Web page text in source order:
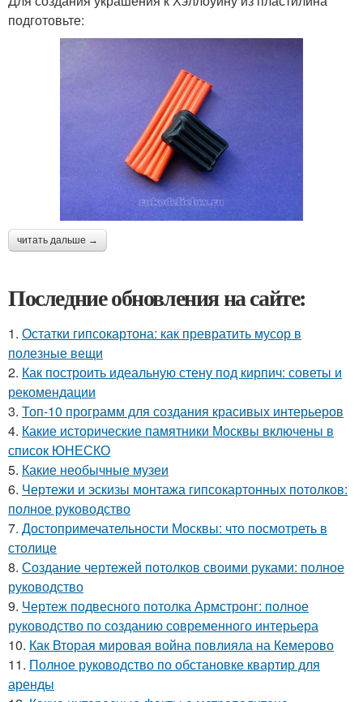
подготовьте:
читать дальше →
Последние обновления на сайте:
1. Остатки гипсокартона: как превратить мусор в
полезные вещи
2. Как построить идеальную стену под кирпич: советы и
рекомендации
3. Топ-10 программ для создания красивых интерьеров
4. Какие исторические памятники Москвы включены в
список ЮНЕСКО
5. Какие необычные музеи
6. Чертежи и эскизы монтажа гипсокартонных потолков:
полное руководство
7. Достопримечательности Москвы: что посмотреть в
столице
8. Создание чертежей потолков своими руками: полное
руководство
9. Чертеж подвесного потолка Армстронг: полное
руководство по созданию современного интерьера
10. Как Вторая мировая война повлияла на Кемерово
11. Полное руководство по обстановке квартир для
аренды